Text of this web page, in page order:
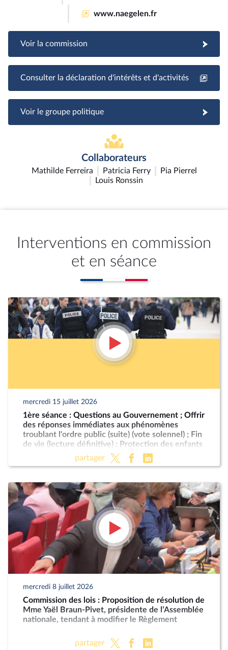
www.naegelen.fr
Voir la commission
Consulter la déclaration d'intérêts et d'activités
Voir le groupe politique
Collaborateurs
Mathilde Ferreira Patricia Ferry
Pia Pierrel
Louis Ronssin
Interventions en commission
et en séance
mercredi 15 juillet 2026
1ère séance : Questions au Gouvernement ; Offrir
des réponses immédiates aux phénomènes
troublant l'ordre public (suite) (vote solennel) ; Fin
de vie (lecture définitive) ; Protection des enfants
partager
mercredi 8 juillet 2026
Commission des lois : Proposition de résolution de
Mme Yaël Braun-Pivet, présidente de l’Assemblée
nationale, tendant à modifier le Règlement
partager